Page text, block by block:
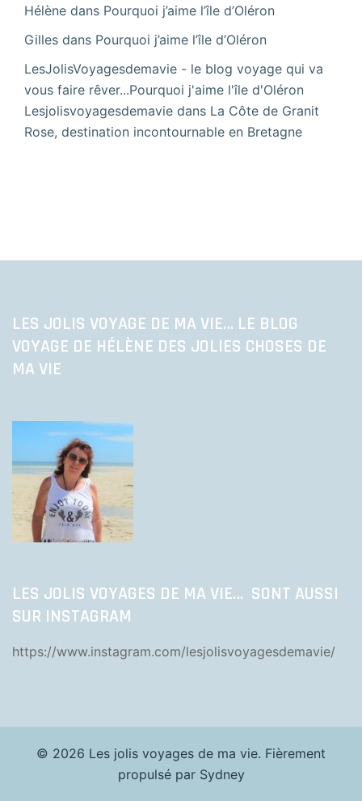
Hélène dans Pourquoi j’aime l’île d’Oléron
Gilles dans Pourquoi j’aime l’île d’Oléron
LesJolisVoyagesdemavie - le blog voyage qui va
vous faire rêver...Pourquoi j'aime l'île d'Oléron
Lesjolisvoyagesdemavie dans La Côte de Granit
Rose, destination incontournable en Bretagne
LES JOLIS VOYAGE DE MA VIE… LE BLOG
VOYAGE DE HÉLÈNE DES JOLIES CHOSES DE
MA VIE
LES JOLIS VOYAGES DE MA VIE… SONT AUSSI
SUR INSTAGRAM
https://www.instagram.com/lesjolisvoyagesdemavie/
© 2026 Les jolis voyages de ma vie. Fièrement
propulsé par Sydney